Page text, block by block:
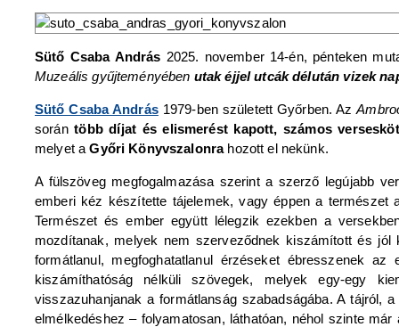
Sütő Csaba András 2025. november 14-én, pénteken
Muzeális gyűjteményében utak éjjel utcák délután vizek
Sütő Csaba András1979-ben született Győrben. Az
sorántöbb díjat és elismerést kapott, számos
melyet aGyőri Könyvszalonrahozott el nekünk.
A fülszöveg megfogalmazása szerint a szerző legújabb
emberi kéz készítette tájelemek, vagy éppen a természet
Természet és ember együtt lélegzik ezekben a
mozdítanak, melyek nem szerveződnek kiszámított és jól
formátlanul, megfoghatatlanul érzéseket ébresszenek
kiszámíthatóság nélküli szövegek, melyek egy-egy
visszazuhanjanak a formátlanság szabadságába. A
elmélkedéshez – folyamatosan, láthatóan, néhol szinte